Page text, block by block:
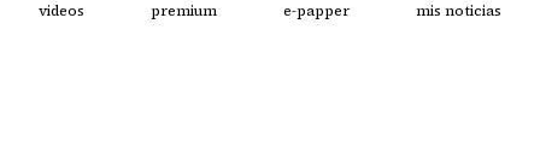
videos premium e-papper mis noticias